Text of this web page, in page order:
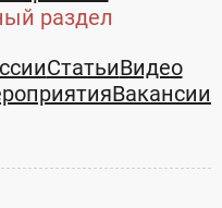
раздел
СтатьиВидео
Вакансии